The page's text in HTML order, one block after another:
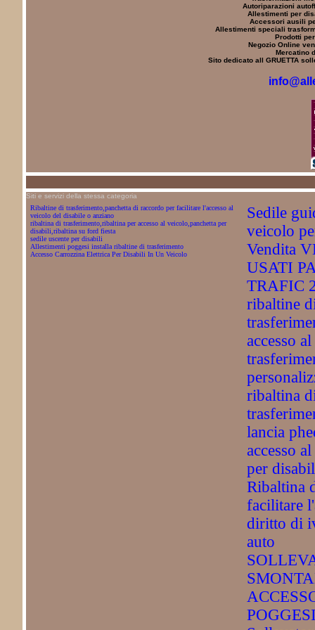
Autoriparazioni
Allestimenti per
Accessori ausili
Allestimenti speciali
Prodotti
Negozio Online
Mercatino
Sito dedicato all GRUETTA
Siti e servizi della stessa categoria
Ribaltine di trasferimento,panchetta di raccordo per facilitare l'accesso al
veicolo del disabile o anziano
ribaltina di trasferimento,ribaltina per accesso al veicolo,panchetta per
disabili,ribaltina su ford fiesta
sedile uscente per disabili
Allestimenti poggesi installa ribaltine di trasferimento
Accesso Carrozzina Elettrica Per Disabili In Un Veicolo
Sedile
veicolo
Vendita
USATI
TRAFIC
ribaltine
accesso
ribaltina
lancia
accesso
per
Ribaltina
facilitare
diritto di
auto